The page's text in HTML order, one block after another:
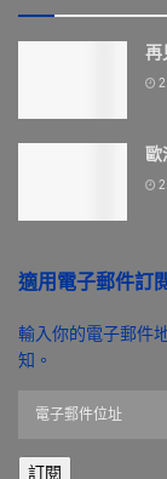
再
歐
適用電子郵件訂
輸入你的電子郵件
知。
郵
訂閱